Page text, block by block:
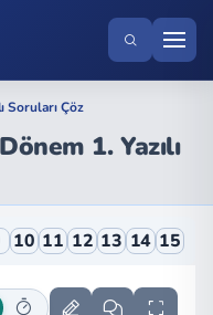
Soruları Çöz
1. Yazılı
Yazılı Soruları
10 11 12 13 14 15